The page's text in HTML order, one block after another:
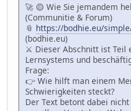
🚀 🟡 Wie Sie jemandem
(Communitie & Forum)
📎 https://bodhie.eu/
(bodhie.eu)
⚔️ Dieser Abschnitt ist Teil
Lernsystems und
Frage:
👉 Wie hilft man einem
Schwierigkeiten steckt?
Der Text betont dabei